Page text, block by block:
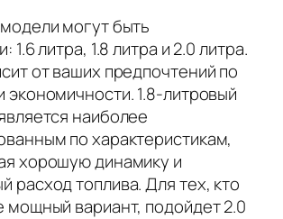
могут быть
1.6 литра, 1.8 литра и 2.0 литра.
от ваших предпочтений по
1.8-литровый
наиболее
по характеристикам,
хорошую динамику и
расход топлива. Для тех, кто
мощный вариант, подойдет 2.0